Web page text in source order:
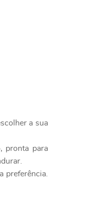
a sua
pronta para
preferência.